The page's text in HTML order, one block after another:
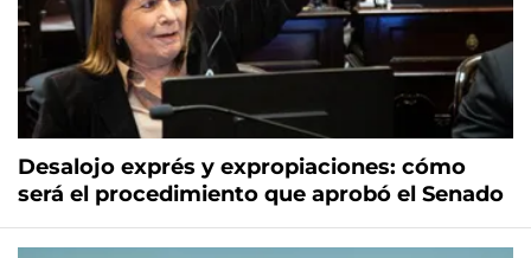
Desalojo exprés y expropiaciones: cómo
será el procedimiento que aprobó el Senado